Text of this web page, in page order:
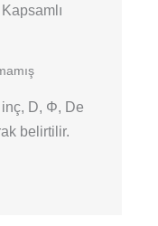
D, Φ, De
belirtilir.